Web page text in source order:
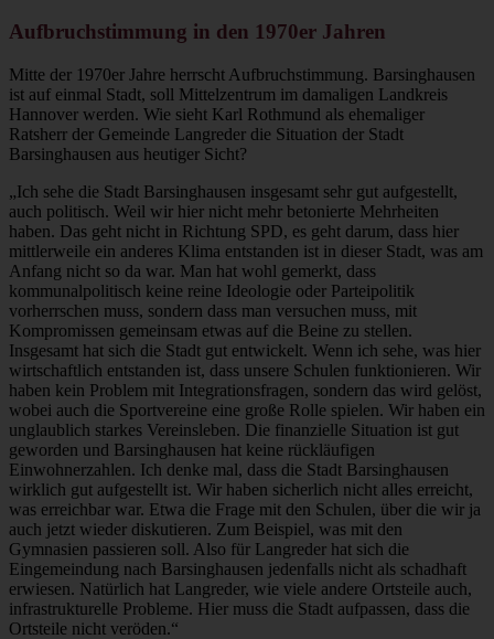
Aufbruchstimmung in den 1970er Jahren
Mitte der 1970er Jahre herrscht Aufbruchstimmung. Barsinghausen
ist auf einmal Stadt, soll Mittelzentrum im damaligen Landkreis
Hannover werden. Wie sieht Karl Rothmund als ehemaliger
Ratsherr der Gemeinde Langreder die Situation der Stadt
Barsinghausen aus heutiger Sicht?
„Ich sehe die Stadt Barsinghausen insgesamt sehr gut aufgestellt,
auch politisch. Weil wir hier nicht mehr betonierte Mehrheiten
haben. Das geht nicht in Richtung SPD, es geht darum, dass hier
mittlerweile ein anderes Klima entstanden ist in dieser Stadt, was am
Anfang nicht so da war. Man hat wohl gemerkt, dass
kommunalpolitisch keine reine Ideologie oder Parteipolitik
vorherrschen muss, sondern dass man versuchen muss, mit
Kompromissen gemeinsam etwas auf die Beine zu stellen.
Insgesamt hat sich die Stadt gut entwickelt. Wenn ich sehe, was hier
wirtschaftlich entstanden ist, dass unsere Schulen funktionieren. Wir
haben kein Problem mit Integrationsfragen, sondern das wird gelöst,
wobei auch die Sportvereine eine große Rolle spielen. Wir haben ein
unglaublich starkes Vereinsleben. Die finanzielle Situation ist gut
geworden und Barsinghausen hat keine rückläufigen
Einwohnerzahlen. Ich denke mal, dass die Stadt Barsinghausen
wirklich gut aufgestellt ist. Wir haben sicherlich nicht alles erreicht,
was erreichbar war. Etwa die Frage mit den Schulen, über die wir ja
auch jetzt wieder diskutieren. Zum Beispiel, was mit den
Gymnasien passieren soll. Also für Langreder hat sich die
Eingemeindung nach Barsinghausen jedenfalls nicht als schadhaft
erwiesen. Natürlich hat Langreder, wie viele andere Ortsteile auch,
infrastrukturelle Probleme. Hier muss die Stadt aufpassen, dass die
Ortsteile nicht veröden.“